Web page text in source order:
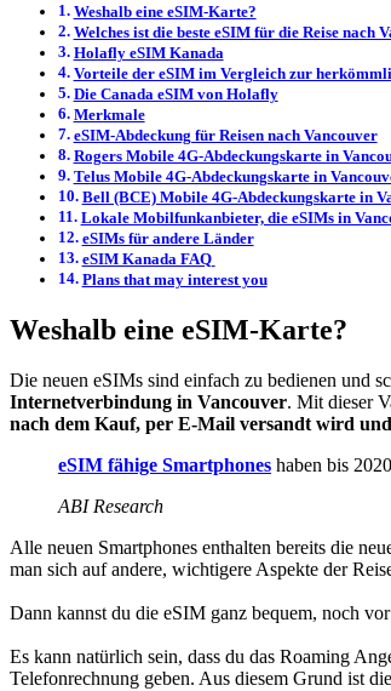
Weshalb eine eSIM-Karte?
Welches ist die beste eSIM für die Reise nach
Holafly eSIM Kanada
Vorteile der eSIM im Vergleich zur
Die Canada eSIM von Holafly
Merkmale
eSIM-Abdeckung für Reisen nach Vancouver
Rogers Mobile 4G-Abdeckungskarte in
Telus Mobile 4G-Abdeckungskarte in
Bell (BCE) Mobile 4G-Abdeckungskarte in
Lokale Mobilfunkanbieter, die eSIMs in
eSIMs für andere Länder
eSIM Kanada FAQ
Plans that may interest you
Weshalb eine eSIM-Karte?
Die neuen eSIMs sind einfach zu bedienen und
Internetverbindung in Vancouver. Mit dieser
nach dem Kauf, per E-Mail versandt wird
eSIM fähige Smartphones haben bis
ABI Research
Alle neuen Smartphones enthalten bereits die
man sich auf andere, wichtigere Aspekte der
Dann kannst du die eSIM ganz bequem, noch
Es kann natürlich sein, dass du das Roaming
Telefonrechnung geben. Aus diesem Grund ist